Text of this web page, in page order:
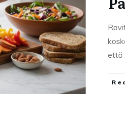
että